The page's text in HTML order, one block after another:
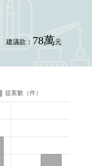
建議款： 78萬元